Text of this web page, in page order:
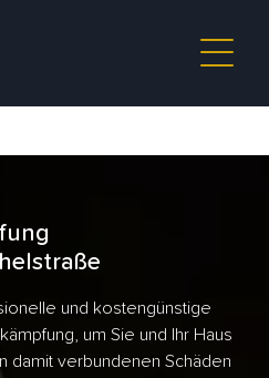
und kostengünstige
um Sie und Ihr Haus
damit verbundenen Schäden